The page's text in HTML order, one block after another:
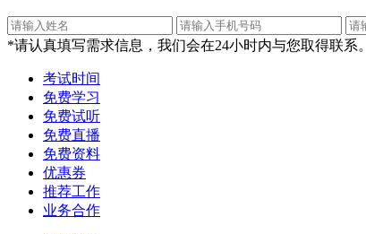
*请认真填写需求信息，我们会在24小时内与您取得联系。
考试时间
免费学习
免费试听
免费直播
免费资料
优惠券
推荐工作
业务合作